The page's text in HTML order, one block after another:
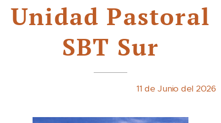
Unidad Pastoral
SBT Sur
11 de Junio del 2026